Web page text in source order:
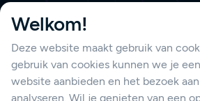
Support
Contacteer ons
Welkom!
Deze website maakt gebruik van
gebruik van cookies kunnen we je
website aanbieden en het bezoek
analyseren. Wil je genieten van een